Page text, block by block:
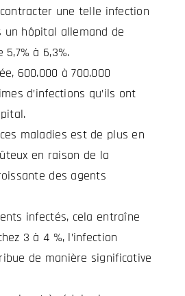
une telle infection
un hôpital allemand de
à 6,3%.
600.000 à 700.000
d’infections qu’ils ont
maladies est de plus en
en raison de la
des agents
infectés, cela entraîne
3 à 4 %, l’infection
de manière significative